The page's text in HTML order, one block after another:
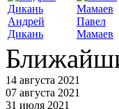
Андрей
Дикань
Павел
Мамаев
14 августа 2021
07 августа 2021
31 июля 2021